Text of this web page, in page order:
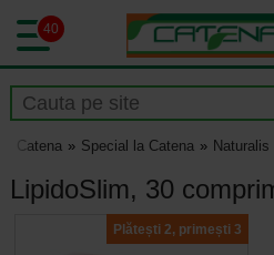
40
Catena Special la Catena
LipidoSlim, 30
Plătești 2, primești 3